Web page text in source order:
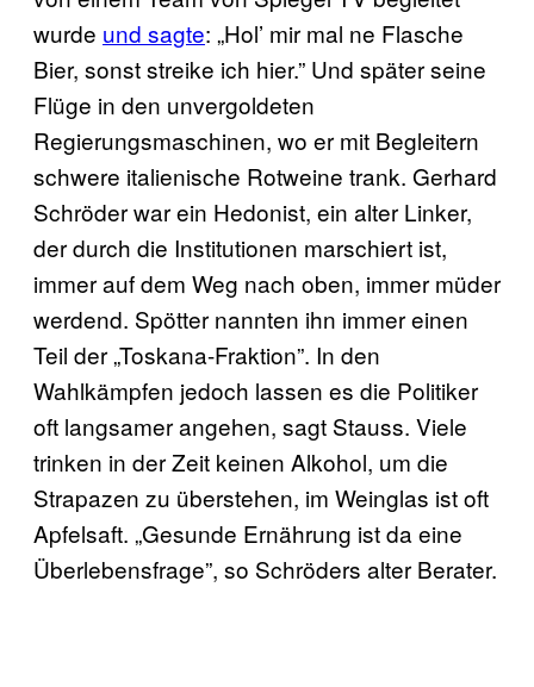
wurde und sagte: „Hol’ mir mal ne Flasche
Bier, sonst streike ich hier.” Und später seine
Flüge in den unvergoldeten
Regierungsmaschinen, wo er mit Begleitern
schwere italienische Rotweine trank. Gerhard
Schröder war ein Hedonist, ein alter Linker,
der durch die Institutionen marschiert ist,
immer auf dem Weg nach oben, immer müder
werdend. Spötter nannten ihn immer einen
Teil der „Toskana-Fraktion”. In den
Wahlkämpfen jedoch lassen es die Politiker
oft langsamer angehen, sagt Stauss. Viele
trinken in der Zeit keinen Alkohol, um die
Strapazen zu überstehen, im Weinglas ist oft
Apfelsaft. „Gesunde Ernährung ist da eine
Überlebensfrage”, so Schröders alter Berater.